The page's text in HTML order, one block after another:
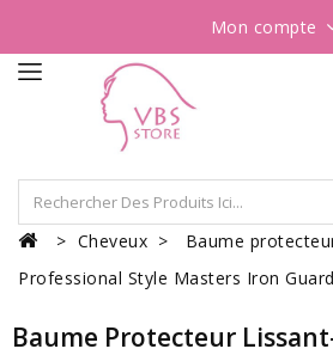
Mon compte
Cheveux
Baume
Professional Style Masters Iron Guard
Baume Protecteur